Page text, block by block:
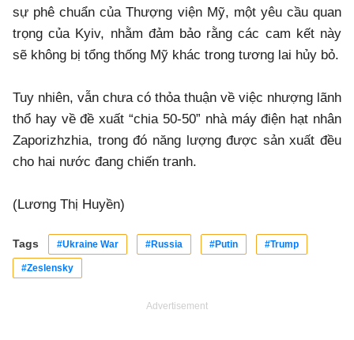
sự phê chuẩn của Thượng viện Mỹ, một yêu cầu quan
trọng của Kyiv, nhằm đảm bảo rằng các cam kết này
sẽ không bị tổng thống Mỹ khác trong tương lai hủy bỏ.
Tuy nhiên, vẫn chưa có thỏa thuận về việc nhượng lãnh
thổ hay về đề xuất “chia 50-50” nhà máy điện hạt nhân
Zaporizhzhia, trong đó năng lượng được sản xuất đều
cho hai nước đang chiến tranh.
(Lương Thị Huyền)
Tags #Ukraine War #Russia #Putin #Trump
#Zeslensky
Advertisement